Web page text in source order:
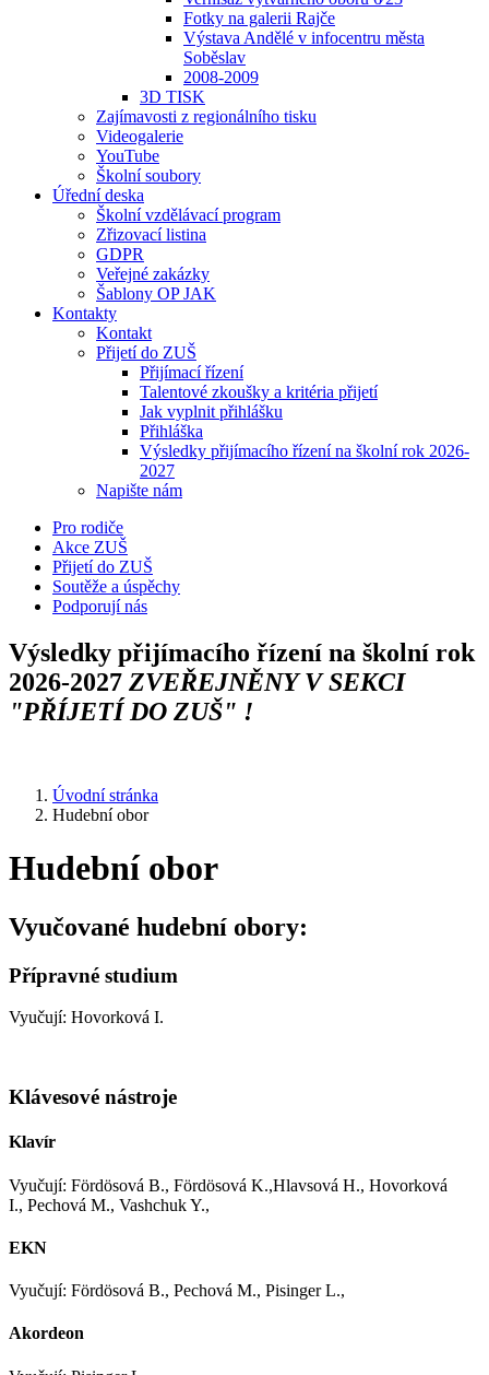
Fotky na galerii Rajče
Výstava Andělé v infocentru města
Soběslav
2008-2009
3D TISK
Zajímavosti z regionálního tisku
Videogalerie
YouTube
Školní soubory
Úřední deska
Školní vzdělávací program
Zřizovací listina
GDPR
Veřejné zakázky
Šablony OP JAK
Kontakty
Kontakt
Přijetí do ZUŠ
Přijímací řízení
Talentové zkoušky a kritéria přijetí
Jak vyplnit přihlášku
Přihláška
Výsledky přijímacího řízení na školní rok 2026-
2027
Napište nám
Pro rodiče
Akce ZUŠ
Přijetí do ZUŠ
Soutěže a úspěchy
Podporují nás
Výsledky přijímacího řízení na školní rok
2026-2027 ZVEŘEJNĚNY V SEKCI
"PŘÍJETÍ DO ZUŠ" !
Úvodní stránka
Hudební obor
Hudební obor
Vyučované hudební obory:
Přípravné studium
Vyučují: Hovorková I.
Klávesové nástroje
Klavír
Vyučují: Fördösová B., Fördösová K.,Hlavsová H., Hovorková
I., Pechová M., Vashchuk Y.,
EKN
Vyučují: Fördösová B., Pechová M., Pisinger L.,
Akordeon